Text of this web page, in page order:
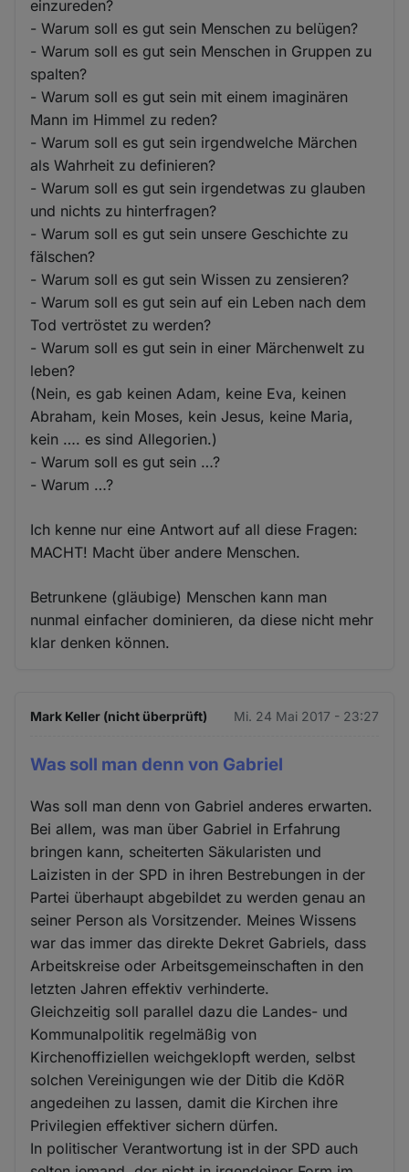
einzureden?
- Warum soll es gut sein Menschen zu belügen?
- Warum soll es gut sein Menschen in Gruppen zu
spalten?
- Warum soll es gut sein mit einem imaginären
Mann im Himmel zu reden?
- Warum soll es gut sein irgendwelche Märchen
als Wahrheit zu definieren?
- Warum soll es gut sein irgendetwas zu glauben
und nichts zu hinterfragen?
- Warum soll es gut sein unsere Geschichte zu
fälschen?
- Warum soll es gut sein Wissen zu zensieren?
- Warum soll es gut sein auf ein Leben nach dem
Tod vertröstet zu werden?
- Warum soll es gut sein in einer Märchenwelt zu
leben?
(Nein, es gab keinen Adam, keine Eva, keinen
Abraham, kein Moses, kein Jesus, keine Maria,
kein …. es sind Allegorien.)
- Warum soll es gut sein …?
- Warum …?
Ich kenne nur eine Antwort auf all diese Fragen:
MACHT! Macht über andere Menschen.
Betrunkene (gläubige) Menschen kann man
nunmal einfacher dominieren, da diese nicht mehr
klar denken können.
Mark Keller (nicht überprüft) Mi. 24 Mai 2017 - 23:27
Was soll man denn von Gabriel
Was soll man denn von Gabriel anderes erwarten.
Bei allem, was man über Gabriel in Erfahrung
bringen kann, scheiterten Säkularisten und
Laizisten in der SPD in ihren Bestrebungen in der
Partei überhaupt abgebildet zu werden genau an
seiner Person als Vorsitzender. Meines Wissens
war das immer das direkte Dekret Gabriels, dass
Arbeitskreise oder Arbeitsgemeinschaften in den
letzten Jahren effektiv verhinderte.
Gleichzeitig soll parallel dazu die Landes- und
Kommunalpolitik regelmäßig von
Kirchenoffiziellen weichgeklopft werden, selbst
solchen Vereinigungen wie der Ditib die KdöR
angedeihen zu lassen, damit die Kirchen ihre
Privilegien effektiver sichern dürfen.
In politischer Verantwortung ist in der SPD auch